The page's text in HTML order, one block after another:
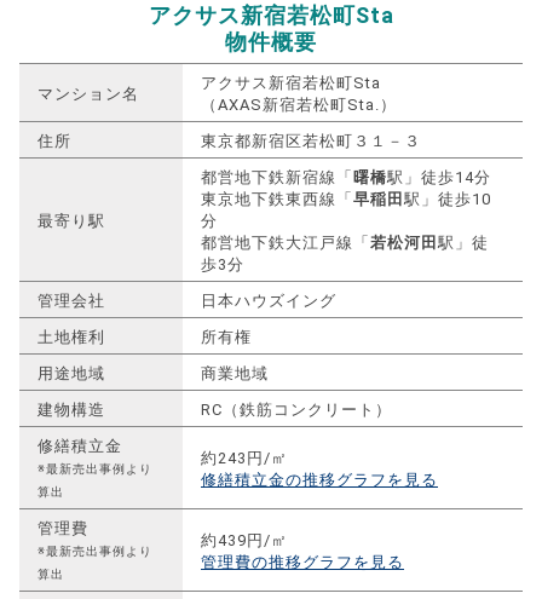
アクサス新宿若松町Sta
物件概要
マンション名
アクサス新宿若松町Sta
（AXAS新宿若松町Sta.）
住所
東京都新宿区若松町３１－３
最寄り駅
都営地下鉄新宿線「曙橋駅」徒歩14分
東京地下鉄東西線「早稲田駅」徒歩10
分
都営地下鉄大江戸線「若松河田駅」徒
歩3分
管理会社
日本ハウズイング
土地権利
所有権
用途地域
商業地域
建物構造
RC（鉄筋コンクリート）
修繕積立金
※最新売出事例より
算出
約243円/㎡
修繕積立金の推移グラフを見る
管理費
※最新売出事例より
算出
約439円/㎡
管理費の推移グラフを見る